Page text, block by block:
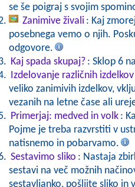
se še poigraj s svojim
Zanimive živali : Kaj
posebnega vemo o njih.
odgovore.
Kaj spada skupaj? : Sklop 6
Izdelovanje različnih izdelkov
veliko zanimivih izdelkov,
vezanih na letne čase ali
Primerjaj: medved in volk :
Pojme je treba razvrstiti v
natisnemo in pobarvamo.
Sestavimo sliko : Nastaja
sestavi na več možnih
sestavljanko, pošljite sliko in